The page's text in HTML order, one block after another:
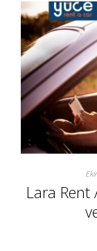
Lara Rent